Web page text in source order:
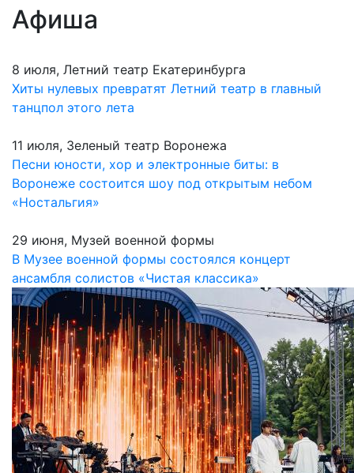
Афиша
8 июля, Летний театр Екатеринбурга
Хиты нулевых превратят Летний театр в главный
танцпол этого лета
11 июля, Зеленый театр Воронежа
Песни юности, хор и электронные биты: в
Воронеже состоится шоу под открытым небом
«Ностальгия»
29 июня, Музей военной формы
В Музее военной формы состоялся концерт
ансамбля солистов «Чистая классика»